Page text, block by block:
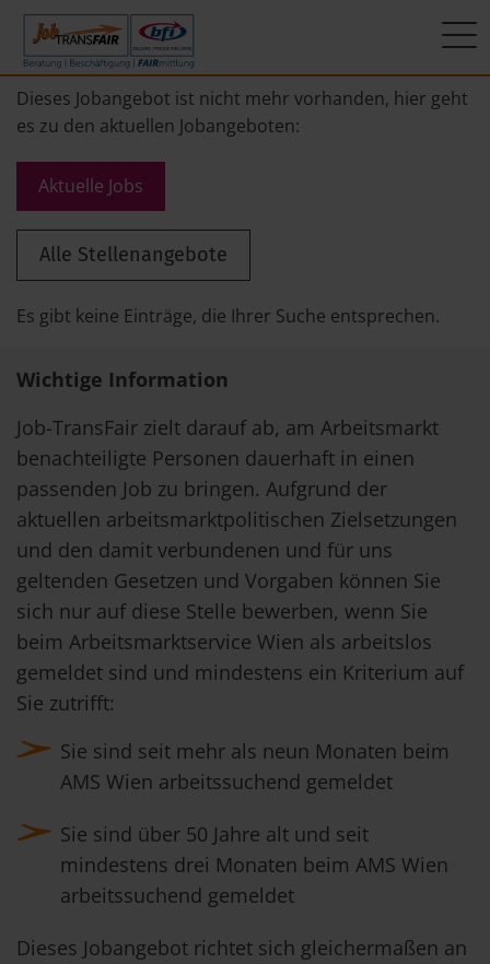
Dieses Jobangebot ist nicht mehr vorhanden, hier geht
es zu den aktuellen Jobangeboten:
Aktuelle Jobs
Alle Stellenangebote
Es gibt keine Einträge, die Ihrer Suche entsprechen.
Wichtige Information
Job-TransFair zielt darauf ab, am Arbeitsmarkt
benachteiligte Personen dauerhaft in einen
passenden Job zu bringen. Aufgrund der
aktuellen arbeitsmarktpolitischen Zielsetzungen
und den damit verbundenen und für uns
geltenden Gesetzen und Vorgaben können Sie
sich nur auf diese Stelle bewerben, wenn Sie
beim Arbeitsmarktservice Wien als arbeitslos
gemeldet sind und mindestens ein Kriterium auf
Sie zutrifft:
Sie sind seit mehr als neun Monaten beim
AMS Wien arbeitssuchend gemeldet
Sie sind über 50 Jahre alt und seit
mindestens drei Monaten beim AMS Wien
arbeitssuchend gemeldet
Dieses Jobangebot richtet sich gleichermaßen an
Mein Weg zum Job
Beschäftigung
FAIRmittlung
ÜBER UNS
KI-Manifest
Ergebnisse
Geschichte
News
Newsletter
Standorte
Interner Bereich
JobImpuls
Zeiterfassung